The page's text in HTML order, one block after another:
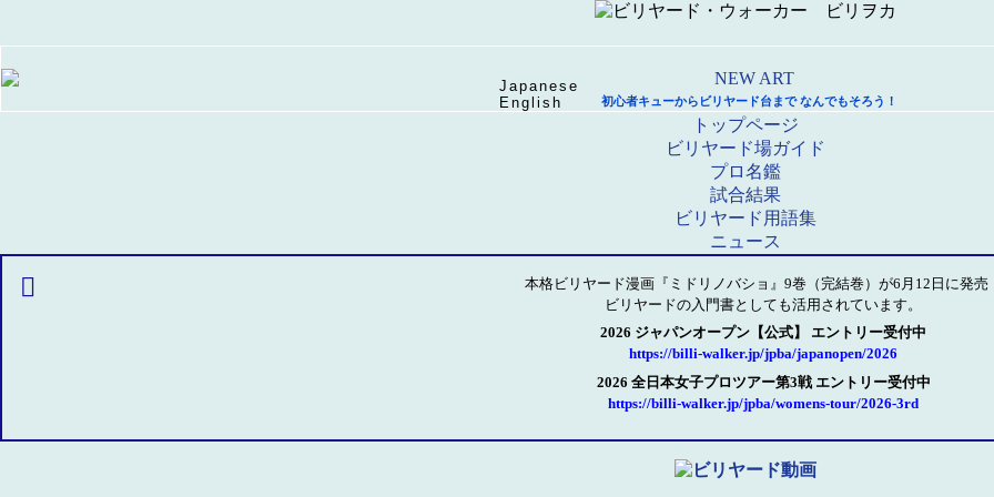
Japanese
English
初心者キューからビリヤード台まで なんでもそろう！
トップページ
ビリヤード場ガイド
プロ名鑑
試合結果
ビリヤード用語集
ニュース
本格ビリヤード漫画『ミドリノバショ』9巻（完結巻）が6月12日に発売
ビリヤードの入門書としても活用されています。
2026 ジャパンオープン【公式】 エントリー受付中
https://billi-walker.jp/jpba/japanopen/2026
2026 全日本女子プロツアー第3戦 エントリー受付中
https://billi-walker.jp/jpba/womens-tour/2026-3rd